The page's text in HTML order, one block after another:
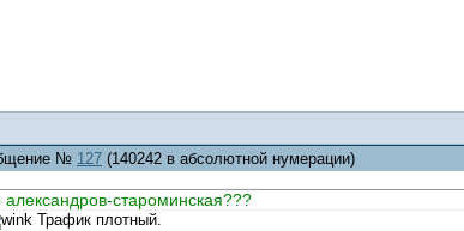
№ 127 (140242 в абсолютной нумерации)
староминская???
Трафик плотный.